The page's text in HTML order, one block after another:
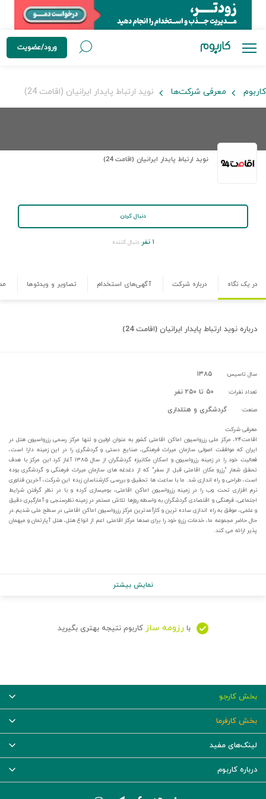
ورود/عضویت
کاربوم معرفی شرکت‌ها نوید ارتباط پایدار ایرانیان (اقامت 24)
نوید ارتباط پایدار ایرانیان (اقامت 24)
دنبال کردن
۱ نفر دنبال کننده
در یک نگاه درباره شرکت آگهی‌های استخدام تصاویر و ویدئوها
درباره نوید ارتباط پایدار ایرانیان (اقامت 24)
سال تاسیس: ۱۳۸۵
تعداد نفرات: ۵۰ تا ۲۵۰ نفر
صنعت: گردشگری و هتلداری
معرفی شرکت
اقامت۲۴، مرکز ملی رزرواسیون اماکن اقامتی کشور به عنوان اولین و تنها مرکز رسمی رزرواسیون هتل در
ایران که موافقت اصولی سازمان میراث فرهنگی، صنایع دستی و گردشگری را در این زمینه دارا است،
فعالیت خود را در زمینه رزرواسیون و اسکان مکانیزه گردشگران از سال ۱۳۸۵ آغاز کرد.این مرکز با هدف
تحقق شعار "رزرو مکان اقامتی قبل از سفر" که از دغدغه های سازمان میراث فرهنگی و گردشگری بوده
است، طراحی و راه اندازی شد. ما با ساعت ها تحقیق و بررسی کارشناسان زبده این شرکت، آخرین فناوری
نرم افزاری تحت وب را در زمینه رزرواسیون اماکن اقامتی، بومیسازی کرده و با در نظر گرفتن شرایط
اجتماعی، فرهنگی و اقتصادی گردشگران به واسطه روزها تلاش مستمر در زمینه نظرسنجی و آمارگیری دقیق
و علمی، موفق به راه اندازی ساده ترین و کارآمدترین مرکز رزرواسیون اماکن اقامتی در سطح ملی شدیم.در
حال حاضر مجموعه ما، خدمات رزرو خود را برای صدها مرکز اقامتی اعم از انواع هتل، هتل آپارتمان و میهمان
پذیر ارائه می کند.
نمایش بیشتر
با رزومه ساز کاربوم نتیجه بهتری بگیرید
بخش کارجو
بخش کارفرما
لینک‌های مفید
درباره کاربوم